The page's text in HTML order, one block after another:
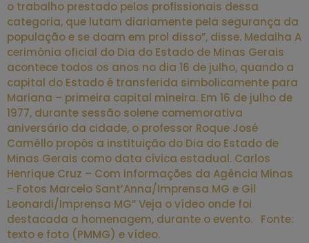
o trabalho prestado pelos profissionais dessa
categoria, que lutam diariamente pela segurança da
população e se doam em prol disso”, disse. Medalha A
cerimônia oficial do Dia do Estado de Minas Gerais
acontece todos os anos no dia 16 de julho, quando a
capital do Estado é transferida simbolicamente para
Mariana – primeira capital mineira. Em 16 de julho de
1977, durante sessão solene comemorativa
aniversário da cidade, o professor Roque José
Camêllo propôs a instituição do Dia do Estado de
Minas Gerais como data cívica estadual. Carlos
Henrique Cruz – Com informações da Agência Minas
– Fotos Marcelo Sant’Anna/Imprensa MG e Gil
Leonardi/Imprensa MG” Veja o vídeo onde foi
destacada a homenagem, durante o evento. Fonte:
texto e foto (PMMG) e vídeo.